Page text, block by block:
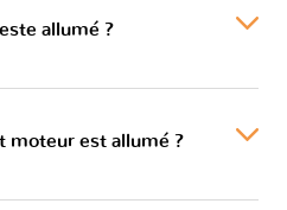
allumé ?
moteur est allumé ?